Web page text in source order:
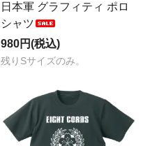
日本軍 グラフィティ ポロ
シャツ
980円(税込)
残りSサイズのみ。